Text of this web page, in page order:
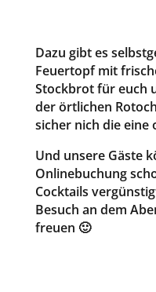
Dazu gibt es
Feuertopf mit
Stockbrot für euch
der örtlichen
sicher nich die eine
Und unsere Gäste
Onlinebuchung
Cocktails
Besuch an dem
freuen 🙂